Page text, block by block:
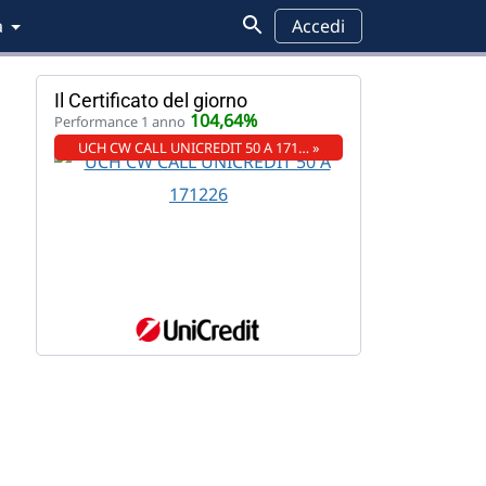
Accedi
Il Certificato del giorno
Performance 1 anno 104,64%
UCH CW CALL UNICREDIT 50 A 171… »